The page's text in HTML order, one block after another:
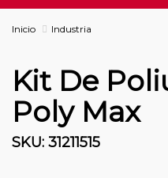
Inicio Industria
Kit De
Poly Max
SKU: 31211515